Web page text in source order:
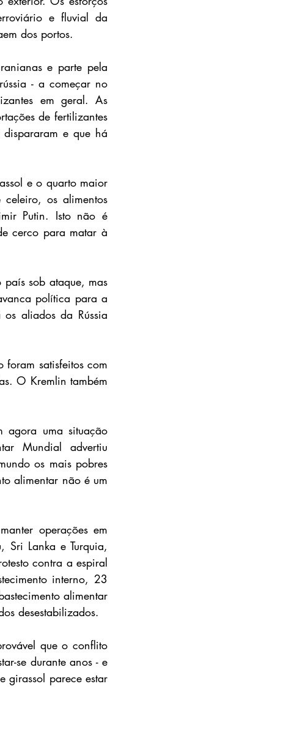
e fluvial da
dos portos.
e parte pela
- a começar no
em geral. As
de fertilizantes
dispararam e que há
e o quarto maior
os alimentos
Putin. Isto não é
cerco para matar à
sob ataque, mas
política para a
aliados da Rússia
satisfeitos com
O Kremlin também
agora uma situação
Mundial advertiu
os mais pobres
alimentar não é um
operações em
Sri Lanka e Turquia,
contra a espiral
interno, 23
alimentar
desestabilizados.
que o conflito
se durante anos - e
girassol parece estar